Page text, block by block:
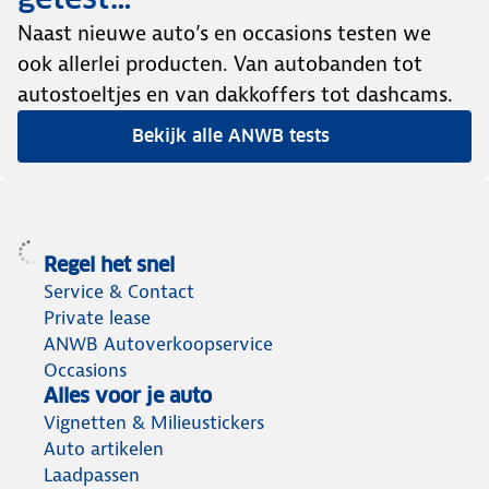
Naast nieuwe auto’s en occasions testen we
ook allerlei producten. Van autobanden tot
autostoeltjes en van dakkoffers tot dashcams.
Bekijk alle ANWB tests
Regel het snel
Service & Contact
Private lease
ANWB Autoverkoopservice
Occasions
Alles voor je auto
Vignetten & Milieustickers
Auto artikelen
Laadpassen